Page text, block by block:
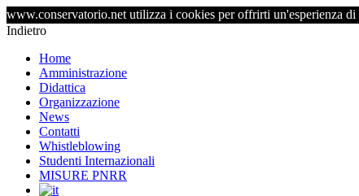
www.conservatorio.net utilizza i cookies per offrirti un'esperienza
Indietro
Home
Amministrazione
Didattica
Organizzazione
News
Contatti
Whistleblowing
Studenti Internazionali
MISURE PNRR